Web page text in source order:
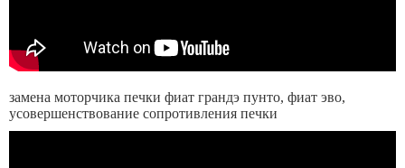
замена моторчика печки фиат грандэ пунто, фиат эво,
усовершенствование сопротивления печки